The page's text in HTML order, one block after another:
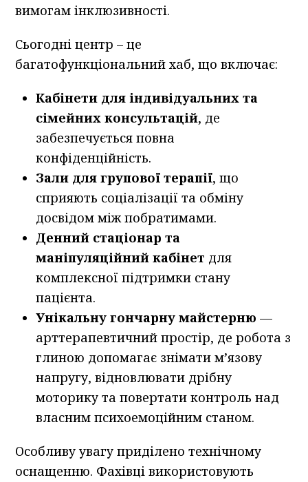
вимогам інклюзивності.
Сьогодні центр – це
багатофункціональний хаб, що включає:
Кабінети для індивідуальних та
сімейних консультацій, де
забезпечується повна
конфіденційність.
Зали для групової терапії, що
сприяють соціалізації та обміну
досвідом між побратимами.
Денний стаціонар та
маніпуляційний кабінет для
комплексної підтримки стану
пацієнта.
Унікальну гончарну майстерню —
арттерапевтичний простір, де робота з
глиною допомагає знімати м’язову
напругу, відновлювати дрібну
моторику та повертати контроль над
власним психоемоційним станом.
Особливу увагу приділено технічному
оснащенню. Фахівці використовують